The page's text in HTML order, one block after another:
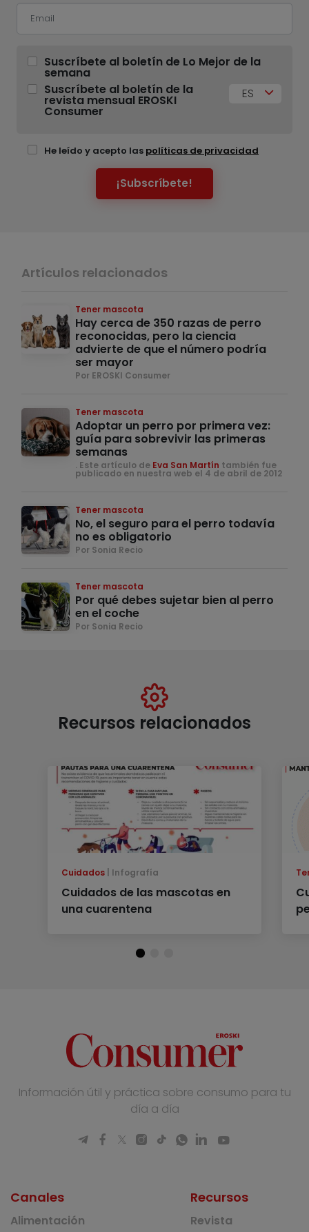
Suscríbete al boletín de Lo Mejor de la
semana
Suscríbete al boletín de la
revista mensual EROSKI
Consumer
ES
He leído y acepto las políticas de privacidad
¡Subscríbete!
Artículos relacionados
Tener mascota
Hay cerca de 350 razas de perro
reconocidas, pero la ciencia
advierte de que el número podría
ser mayor
Por EROSKI Consumer
Tener mascota
Adoptar un perro por primera vez:
guía para sobrevivir las primeras
semanas
. Este artículo de Eva San Martín también fue
publicado en nuestra web el 4 de abril de 2012
Tener mascota
No, el seguro para el perro todavía
no es obligatorio
Por Sonia Recio
Tener mascota
Por qué debes sujetar bien al perro
en el coche
Por Sonia Recio
Recursos relacionados
Cuidados Infografía
Cuidados de las mascotas en
una cuarentena
Información útil y práctica sobre consumo para tu
día a día
Canales
Alimentación
Recursos
Revista